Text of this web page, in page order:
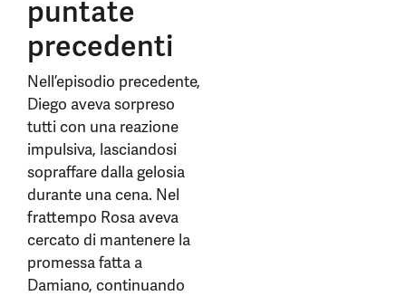
puntate
precedenti
Nell’episodio precedente,
Diego aveva sorpreso
tutti con una reazione
impulsiva, lasciandosi
sopraffare dalla gelosia
durante una cena. Nel
frattempo Rosa aveva
cercato di mantenere la
promessa fatta a
Damiano, continuando